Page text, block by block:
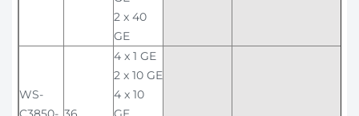
2 x 40
GE
WS-
4 x 1 GE
2 x 10 GE
4 x 10